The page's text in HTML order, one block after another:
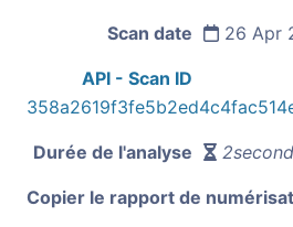
Scan date 26 Apr
API - Scan ID
Durée de l'analyse
Copier le rapport de